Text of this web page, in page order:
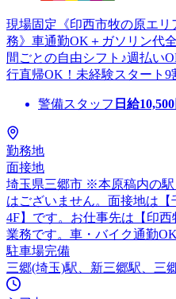
現場固定《印西市牧の原エ
務》車通勤OK＋ガソリン代
間ごとの自由シフト♪週払い
行直帰OK！未経験スタート9
警備スタッフ 日給10,500
勤務地
面接地
埼玉県三郷市 ※本原稿内の
はございません。面接地は【
4F】です。お仕事先は【印
業務です。車・バイク通勤
駐車場完備
三郷(埼玉)駅、新三郷駅、三